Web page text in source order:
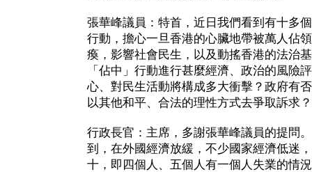
張華峰議員：特首，近日我們看到有十多
行動，擔心一旦香港的心臟地帶被萬人佔
瘓，影響社會民生，以及動搖香港的法治
「佔中」行動進行甚麼經濟、政治的風險
心、對民生活動將構成多大衝擊？政府有
以其他和平、合法的理性方式去爭取訴求？
行政長官：主席，多謝張華峰議員的提問
到，在外國經濟放緩，不少國家經濟低迷
十，即四個人、五個人有一個人失業的情